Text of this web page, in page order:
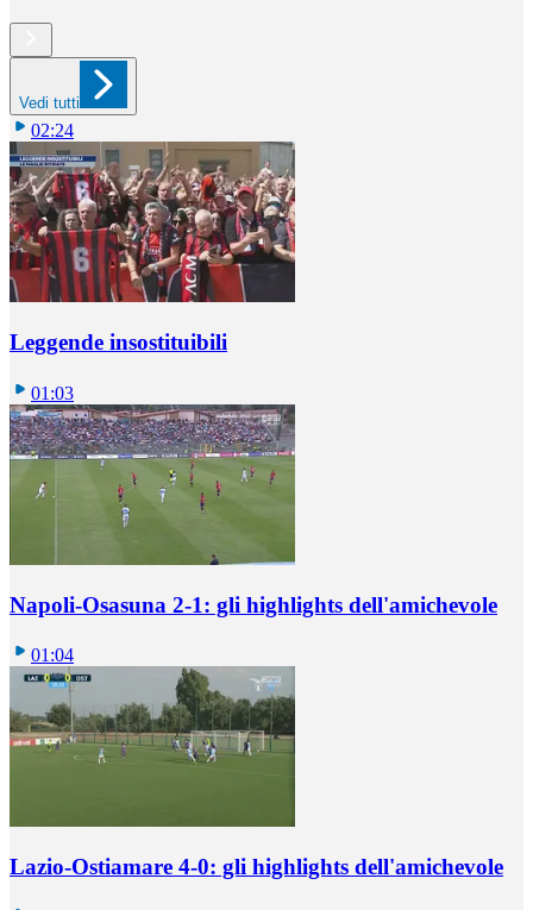
Vedi tutti
02:24
Leggende insostituibili
01:03
Napoli-Osasuna 2-1: gli highlights dell'amichevole
01:04
Lazio-Ostiamare 4-0: gli highlights dell'amichevole